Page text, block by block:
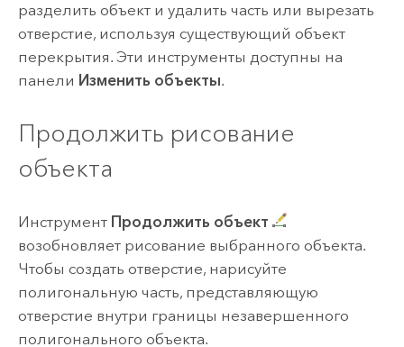
разделить объект и удалить часть или вырезать
отверстие, используя существующий объект
перекрытия. Эти инструменты доступны на
панели Изменить объекты.
Продолжить рисование
объекта
Инструмент Продолжить объект
возобновляет рисование выбранного объекта.
Чтобы создать отверстие, нарисуйте
полигональную часть, представляющую
отверстие внутри границы незавершенного
полигонального объекта.